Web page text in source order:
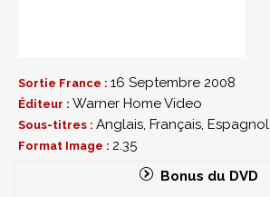
Sortie France : 16 Septembre 2008
Éditeur : Warner Home Video
Sous-titres : Anglais, Français, Espagnol
Format Image : 2.35
Bonus du DVD